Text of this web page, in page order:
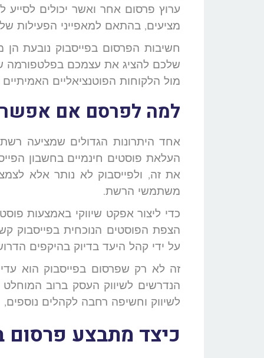
ערוץ פרסום אחר ואשר יכולים
מציעים, בהתאם למאפייני הפעילות
חשיבות הפרסום בפייסבוק נובעת
שלכם להציג את עצמכם בפלטפורמה
מול הלקוחות הפוטנציאליים
למה לפרסם אם אפשר
אחד היתרונות הגדולים שמציעה
העלאת פוסטים חינמיים בחשבון
את זה, ולפייסבוק לא נותר אלא
משתמשי הרשת.
כדי ליצור אפקט שיווקי באמצעות
הצפת הפוסטים הנוכחית בפייסבוק
על ידי קהל היעד בדיוק בהיקפים
זה לא רק שפרסום בפייסבוק הוא
הנדרשים לשיווק העסק ברוב
לשיווק וחשיפה רחבה לקהלים
כיצד מתבצע פרסום